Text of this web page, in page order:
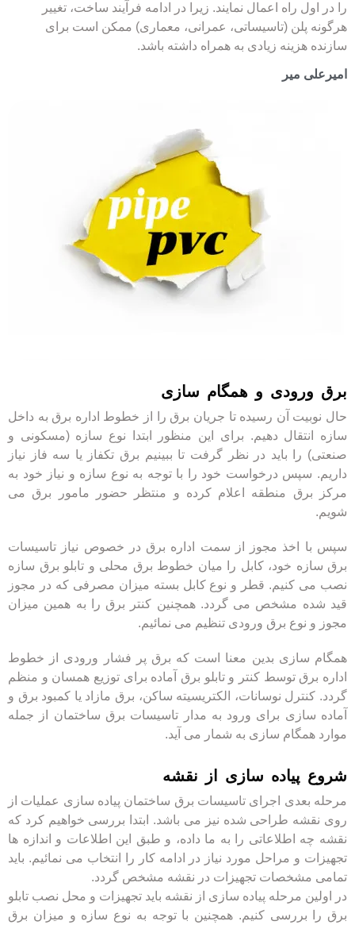
را در اول راه اعمال نمایند. زیرا در ادامه فرآیند ساخت، تغییر
هرگونه پلن (تاسیساتی، عمرانی، معماری) ممکن است برای
سازنده هزینه زیادی به همراه داشته باشد.
امیرعلی میر
لوله و اتصالات برق ساختمان
کالای برق درخش میر ارائه دهنده ملزومات برق
ساختمانی و صنعتی واقع در لاله زار جنوبی تهران
تماس با ما
برق ورودی و همگام سازی
حال نوبیت آن رسیده تا جریان برق را از خطوط اداره برق به داخل
سازه انتقال دهیم. برای این منظور ابتدا نوع سازه (مسکونی و
صنعتی) را باید در نظر گرفت تا ببینیم برق تکفاز یا سه فاز نیاز
داریم. سپس درخواست خود را با توجه به نوع سازه و نیاز خود به
مرکز برق منطقه اعلام کرده و منتظر حضور مامور برق می
شویم.
سپس با اخذ مجوز از سمت اداره برق در خصوص نیاز تاسیسات
برق سازه خود، کابل را میان خطوط برق محلی و تابلو برق سازه
نصب می کنیم. قطر و نوع کابل بسته میزان مصرفی که در مجوز
قید شده مشخص می گردد. همچنین کنتر برق را به همین میزان
مجوز و نوع برق ورودی تنظیم می نمائیم.
همگام سازی بدین معنا است که برق پر فشار ورودی از خطوط
اداره برق توسط کنتر و تابلو برق آماده برای توزیع همسان و منظم
گردد. کنترل نوسانات، الکتریسیته ساکن، برق مازاد یا کمبود برق و
آماده سازی برای ورود به مدار تاسیسات برق ساختمان از جمله
موارد همگام سازی به شمار می آید.
شروع پیاده سازی از نقشه
مرحله بعدی اجرای تاسیسات برق ساختمان پیاده سازی عملیات از
روی نقشه طراحی شده نیز می باشد. ابتدا بررسی خواهیم کرد که
نقشه چه اطلاعاتی را به ما داده، و طبق این اطلاعات و اندازه ها
تجهیزات و مراحل مورد نیاز در ادامه کار را انتخاب می نمائیم. باید
تمامی مشخصات تجهیزات در نقشه مشخص گردد.
در اولین مرحله پیاده سازی از نقشه باید تجهیزات و محل نصب تابلو
برق را بررسی کنیم. همچنین با توجه به نوع سازه و میزان برق